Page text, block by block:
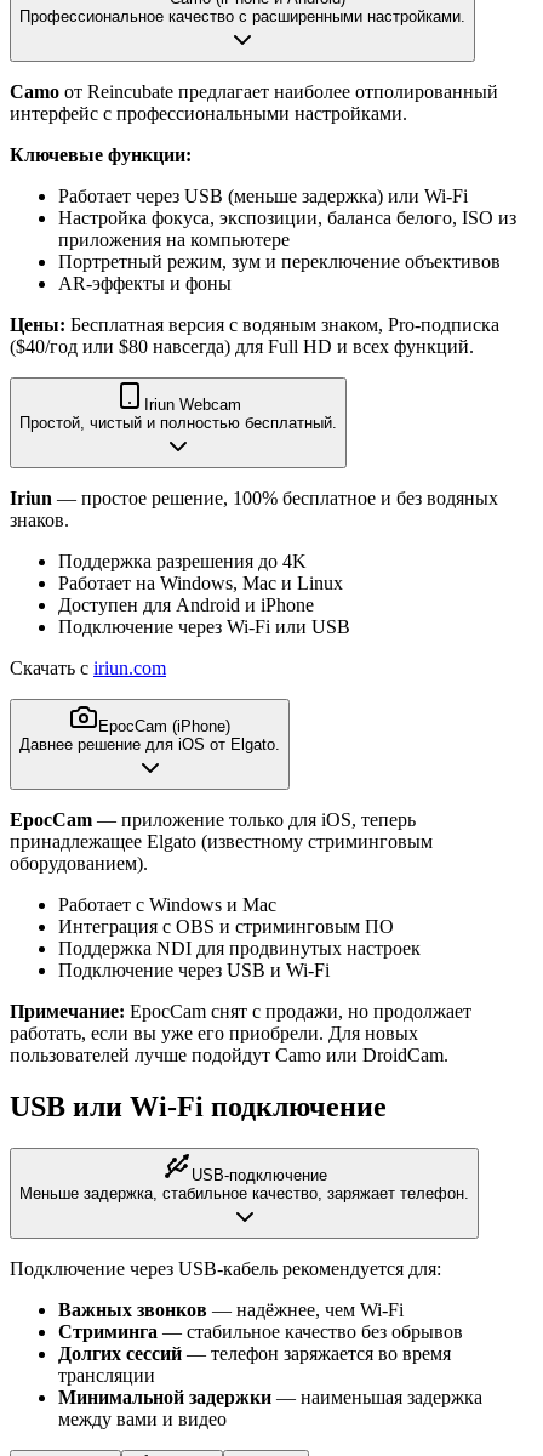
Профессиональное качество с расширенными настройками.
Camo от Reincubate предлагает наиболее отполированный
интерфейс с профессиональными настройками.
Ключевые функции:
Работает через USB (меньше задержка) или Wi-Fi
Настройка фокуса, экспозиции, баланса белого, ISO из
приложения на компьютере
Портретный режим, зум и переключение объективов
AR-эффекты и фоны
Цены: Бесплатная версия с водяным знаком, Pro-подписка
($40/год или $80 навсегда) для Full HD и всех функций.
Iriun Webcam
Простой, чистый и полностью бесплатный.
Iriun — простое решение, 100% бесплатное и без водяных
знаков.
Поддержка разрешения до 4K
Работает на Windows, Mac и Linux
Доступен для Android и iPhone
Подключение через Wi-Fi или USB
Скачать с iriun.com
EpocCam (iPhone)
Давнее решение для iOS от Elgato.
EpocCam — приложение только для iOS, теперь
принадлежащее Elgato (известному стриминговым
оборудованием).
Работает с Windows и Mac
Интеграция с OBS и стриминговым ПО
Поддержка NDI для продвинутых настроек
Подключение через USB и Wi-Fi
Примечание: EpocCam снят с продажи, но продолжает
работать, если вы уже его приобрели. Для новых
пользователей лучше подойдут Camo или DroidCam.
USB или Wi-Fi подключение
USB-подключение
Меньше задержка, стабильное качество, заряжает телефон.
Подключение через USB-кабель рекомендуется для:
Важных звонков — надёжнее, чем Wi-Fi
Стриминга — стабильное качество без обрывов
Долгих сессий — телефон заряжается во время
трансляции
Минимальной задержки — наименьшая задержка
между вами и видео